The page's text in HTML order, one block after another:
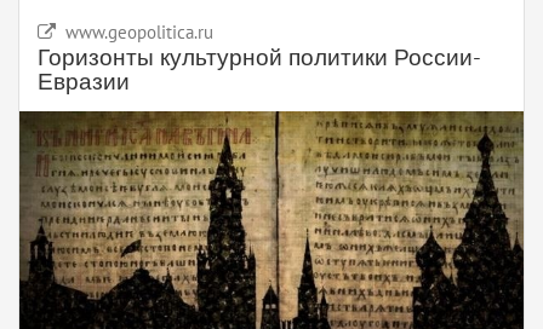
www.geopolitica.ru
Горизонты культурной политики России-
Евразии